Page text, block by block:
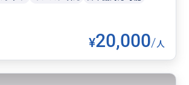
¥20,000/人